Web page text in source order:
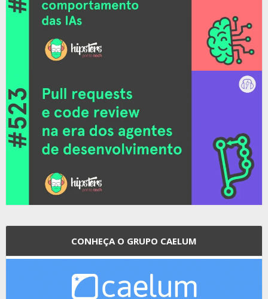
CONHEÇA O GRUPO CAELUM